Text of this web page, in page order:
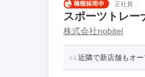
正社員
スポーツトレー
株式会社nobitel
近隣で新店舗もオ